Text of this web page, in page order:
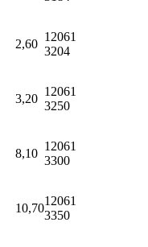
2,60
12061
3204
3,20
12061
3250
8,10
12061
3300
10,70
12061
3350